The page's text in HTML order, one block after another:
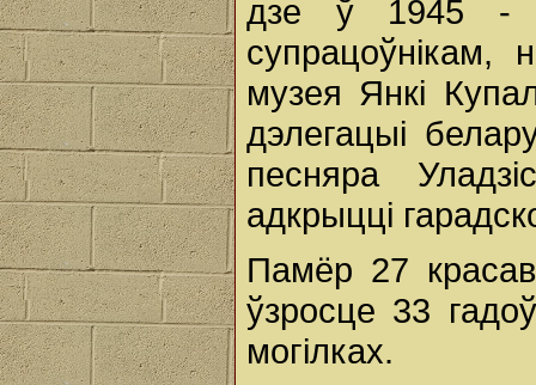
дзе ў 1945 -
супрацоўнікам,
музея Янкі
дэлегацыі
песняра
адкрыцці
Памёр 27
ўзросце 33
могілках.